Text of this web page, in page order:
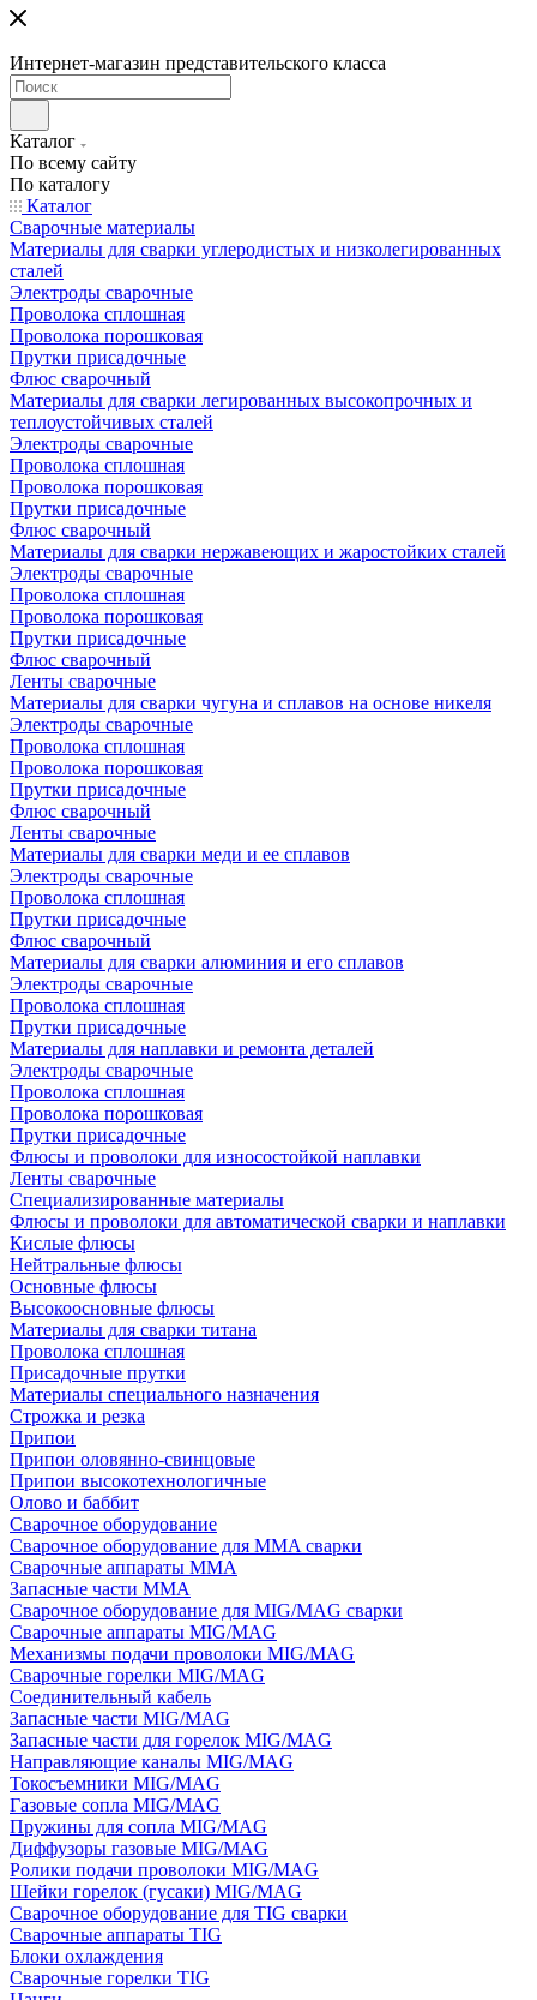
Интернет-магазин представительского класса
Каталог
По всему сайту
По каталогу
Каталог
Сварочные материалы
Материалы для сварки углеродистых и низколегированных
сталей
Электроды сварочные
Проволока сплошная
Проволока порошковая
Прутки присадочные
Флюс сварочный
Материалы для сварки легированных высокопрочных и
теплоустойчивых сталей
Электроды сварочные
Проволока сплошная
Проволока порошковая
Прутки присадочные
Флюс сварочный
Материалы для сварки нержавеющих и жаростойких сталей
Электроды сварочные
Проволока сплошная
Проволока порошковая
Прутки присадочные
Флюс сварочный
Ленты сварочные
Материалы для сварки чугуна и сплавов на основе никеля
Электроды сварочные
Проволока сплошная
Проволока порошковая
Прутки присадочные
Флюс сварочный
Ленты сварочные
Материалы для сварки меди и ее сплавов
Электроды сварочные
Проволока сплошная
Прутки присадочные
Флюс сварочный
Материалы для сварки алюминия и его сплавов
Электроды сварочные
Проволока сплошная
Прутки присадочные
Материалы для наплавки и ремонта деталей
Электроды сварочные
Проволока сплошная
Проволока порошковая
Прутки присадочные
Флюсы и проволоки для износостойкой наплавки
Ленты сварочные
Специализированные материалы
Флюсы и проволоки для автоматической сварки и наплавки
Кислые флюсы
Нейтральные флюсы
Основные флюсы
Высокоосновные флюсы
Материалы для сварки титана
Проволока сплошная
Присадочные прутки
Материалы специального назначения
Строжка и резка
Припои
Припои оловянно-свинцовые
Припои высокотехнологичные
Олово и баббит
Сварочное оборудование
Сварочное оборудование для MMA сварки
Сварочные аппараты MMA
Запасные части MMA
Сварочное оборудование для MIG/MAG сварки
Сварочные аппараты MIG/MAG
Механизмы подачи проволоки MIG/MAG
Сварочные горелки MIG/MAG
Соединительный кабель
Запасные части MIG/MAG
Запасные части для горелок MIG/MAG
Направляющие каналы MIG/MAG
Токосъемники MIG/MAG
Газовые сопла MIG/MAG
Пружины для сопла MIG/MAG
Диффузоры газовые MIG/MAG
Ролики подачи проволоки MIG/MAG
Шейки горелок (гусаки) MIG/MAG
Сварочное оборудование для TIG сварки
Сварочные аппараты TIG
Блоки охлаждения
Сварочные горелки TIG